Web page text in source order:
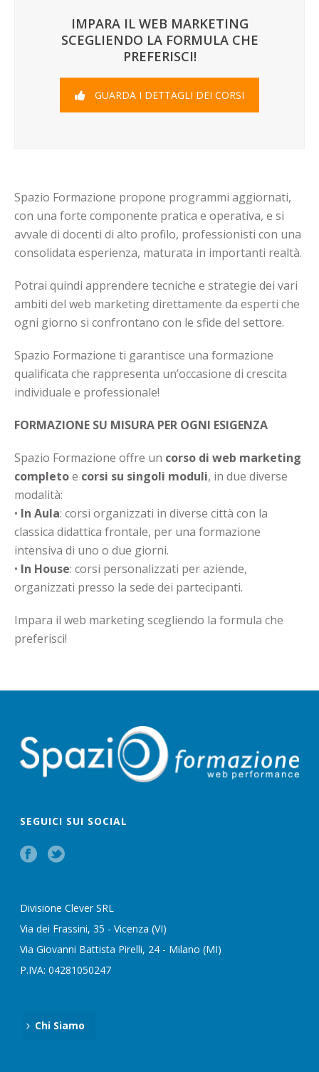
IMPARA IL WEB MARKETING
SCEGLIENDO LA FORMULA CHE
PREFERISCI!
GUARDA I DETTAGLI DEI CORSI
Spazio Formazione propone programmi aggiornati,
con una forte componente pratica e operativa, e si
avvale di docenti di alto profilo, professionisti con una
consolidata esperienza, maturata in importanti realtà.
Potrai quindi apprendere tecniche e strategie dei vari
ambiti del web marketing direttamente da esperti che
ogni giorno si confrontano con le sfide del settore.
Spazio Formazione ti garantisce una formazione
qualificata che rappresenta un’occasione di crescita
individuale e professionale!
FORMAZIONE SU MISURA PER OGNI ESIGENZA
Spazio Formazione offre un corso di web marketing
completoe corsi su singoli moduli, in due diverse
modalità:
• In Aula: corsi organizzati in diverse città con la
classica didattica frontale, per una formazione
intensiva di uno o due giorni.
• In House: corsi personalizzati per aziende,
organizzati presso la sede dei partecipanti.
Impara il web marketing scegliendo la formula che
preferisci!
SEGUICI SUI SOCIAL
Divisione Clever SRL
Via dei Frassini, 35 - Vicenza (VI)
Via Giovanni Battista Pirelli, 24 - Milano (MI)
P.IVA: 04281050247
Chi Siamo